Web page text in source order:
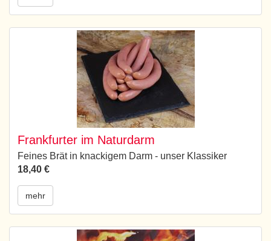
Frankfurter im Naturdarm
Feines Brät in knackigem Darm - unser Klassiker
18,40 €
mehr